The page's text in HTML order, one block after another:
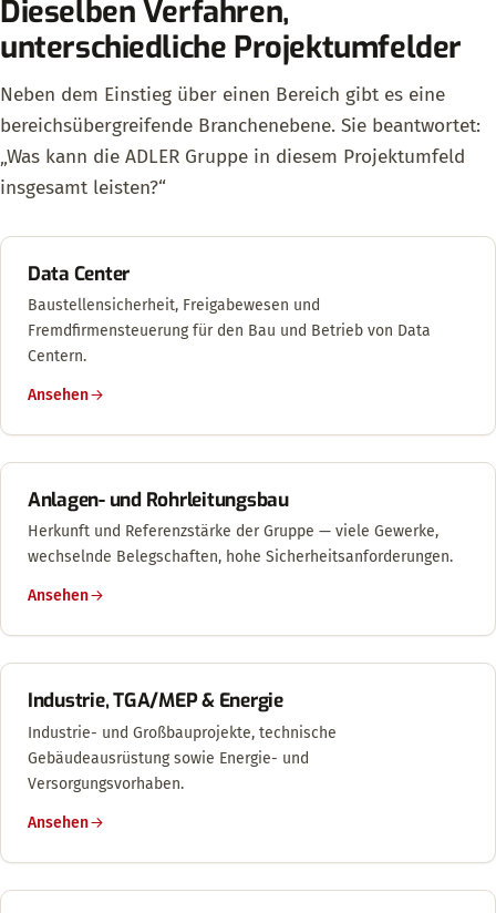
Dieselben Verfahren,
unterschiedliche Projektumfelder
Neben dem Einstieg über einen Bereich gibt es eine
bereichsübergreifende Branchenebene. Sie beantwortet:
„Was kann die ADLER Gruppe in diesem Projektumfeld
insgesamt leisten?“
Data Center
Baustellensicherheit, Freigabewesen und
Fremdfirmensteuerung für den Bau und Betrieb von Data
Centern.
Ansehen
Anlagen- und Rohrleitungsbau
Herkunft und Referenzstärke der Gruppe — viele Gewerke,
wechselnde Belegschaften, hohe Sicherheitsanforderungen.
Ansehen
Industrie, TGA/MEP & Energie
Industrie- und Großbauprojekte, technische
Gebäudeausrüstung sowie Energie- und
Versorgungsvorhaben.
Ansehen